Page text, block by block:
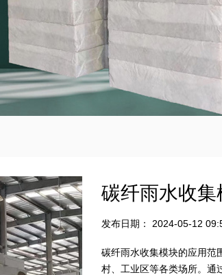
碳纤雨水收集
发布日期： 2024-05-12
碳纤雨水收集模块的应用范
村、工业区等各类场所。通